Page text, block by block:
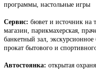
программы, настольные игры
Сервис: бювет и источник на
магазин, парикмахерская,
банкетный зал,
прокат бытового и
Автостоянка: открытая